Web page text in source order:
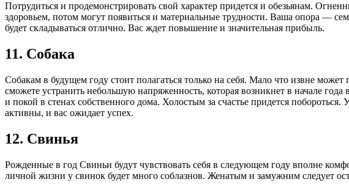
Потрудиться и продемонстрировать свой характер придется и обезьянам.
здоровьем, потом могут появиться и материальные трудности. Ваша опора —
будет складываться отлично. Вас ждет повышение и значительная прибыль.
11. Собака
Собакам в будущем году стоит полагаться только на себя. Мало что извне
сможете устранить небольшую напряженность, которая возникнет в начале
и покой в стенах собственного дома. Холостым за счастье придется
активны, и вас ожидает успех.
12. Свинья
Рожденные в год Свиньи будут чувствовать себя в следующем году вполне
личной жизни у свинок будет много соблазнов. Женатым и замужним следует